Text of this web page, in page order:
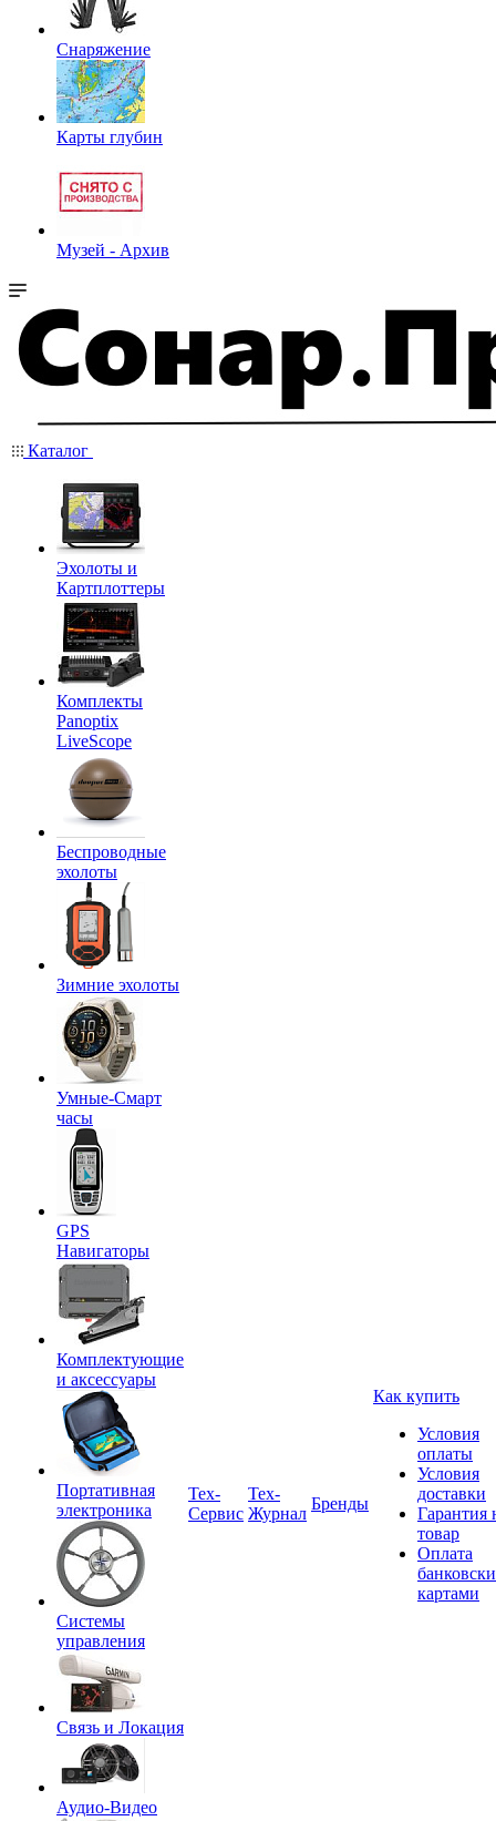
Снаряжение
Карты глубин
Музей - Архив
Каталог
Эхолоты и
Картплоттеры
Комплекты
Panoptix
LiveScope
Беспроводные
эхолоты
Зимние эхолоты
Умные-Смарт
часы
GPS
Навигаторы
Комплектующие
и аксессуары
Портативная
электроника
Системы
управления
Связь и Локация
Аудио-Видео
Tex-
Сервис
Тех-
Журнал
Бренды
Как купить
Условия
оплаты
Условия
доставки
Гарантия
товар
Оплата
картами